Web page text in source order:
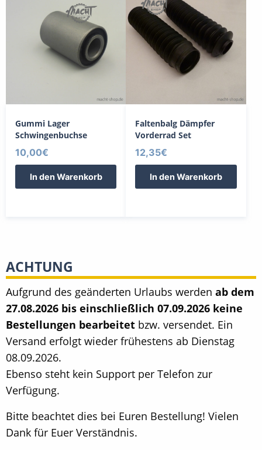
Gummi Lager
Schwingenbuchse
10,00€
In den Warenkorb
Faltenbalg Dämpfer
Vorderrad Set
12,35€
In den Warenkorb
ACHTUNG
Aufgrund des geänderten Urlaubs werden ab dem
27.08.2026 bis einschließlich 07.09.2026 keine
Bestellungen bearbeitet bzw. versendet. Ein
Versand erfolgt wieder frühestens ab Dienstag
08.09.2026.
Ebenso steht kein Support per Telefon zur
Verfügung.
Bitte beachtet dies bei Euren Bestellung! Vielen
Dank für Euer Verständnis.